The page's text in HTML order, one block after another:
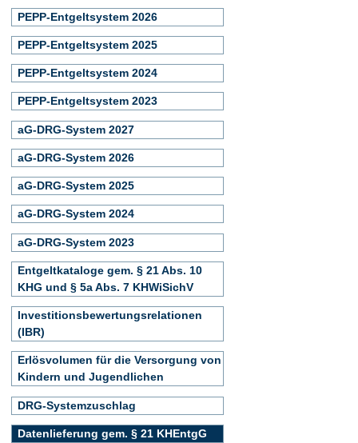
PEPP-Entgeltsystem 2026
PEPP-Entgeltsystem 2025
PEPP-Entgeltsystem 2024
PEPP-Entgeltsystem 2023
aG-DRG-System 2027
aG-DRG-System 2026
aG-DRG-System 2025
aG-DRG-System 2024
aG-DRG-System 2023
Entgeltkataloge gem. § 21 Abs. 10
KHG und § 5a Abs. 7 KHWiSichV
Investitionsbewertungsrelationen
(IBR)
Erlösvolumen für die Versorgung von
Kindern und Jugendlichen
DRG-Systemzuschlag
Datenlieferung gem. § 21 KHEntgG